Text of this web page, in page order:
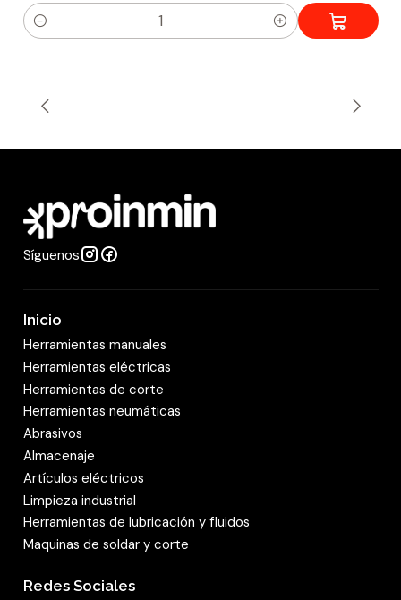
C
d
Síguenos
Inicio
Herramientas manuales
Herramientas eléctricas
Herramientas de corte
Herramientas neumáticas
Abrasivos
Almacenaje
Artículos eléctricos
Limpieza industrial
Herramientas de lubricación y fluidos
Maquinas de soldar y corte
Redes Sociales